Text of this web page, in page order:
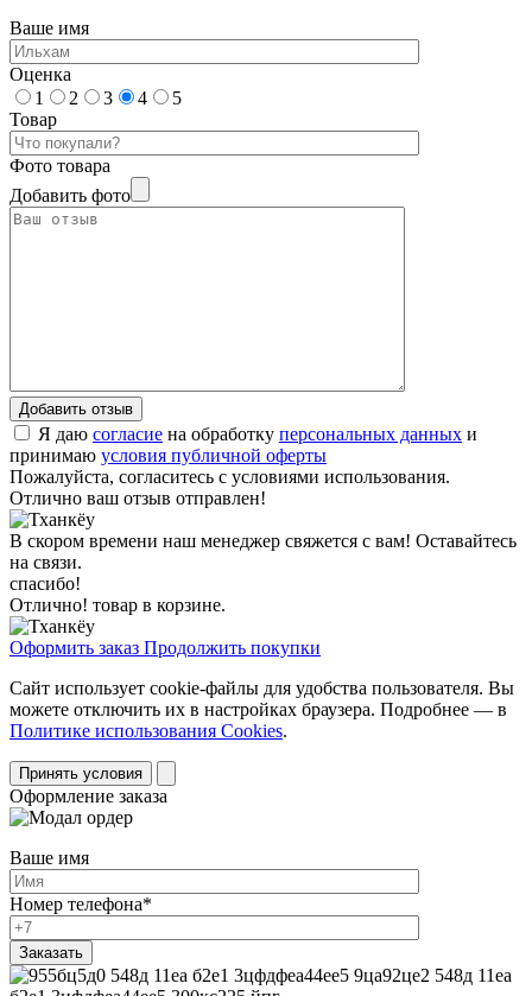
Ваше имя
Оценка
1
2 3 4
5
Товар
Фото товара
Добавить фото
Я даю согласие на обработку персональных данных и
принимаю условия публичной оферты
Пожалуйста, согласитесь с условиями использования.
Отлично ваш отзыв отправлен!
В скором времени наш менеджер свяжется с вам! Оставайтесь
на связи.
спасибо!
Отлично! товар в корзине.
Оформить заказ Продолжить покупки
Сайт использует cookie-файлы для удобства пользователя. Вы
можете отключить их в настройках браузера. Подробнее — в
Политике использования Cookies.
Принять условия
Оформление заказа
Ваше имя
Номер телефона*